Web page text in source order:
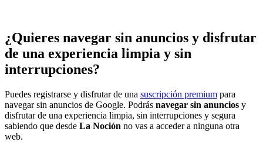
¿Quieres navegar sin anuncios y disfrutar
de una experiencia limpia y sin
interrupciones?
Puedes registrarse y disfrutar de una suscripción premium para
navegar sin anuncios de Google. Podrás navegar sin anuncios y
disfrutar de una experiencia limpia, sin interrupciones y segura
sabiendo que desde La Noción no vas a acceder a ninguna otra
web.